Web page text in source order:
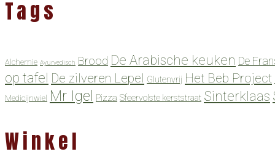
Tags
Alchemie Ayurvedisch Brood De Arabische keuken De
op tafel De zilveren Lepel Glutenvrij Het Beb Project
Medicijnwiel Mr Igel Pizza Sfeervolste kerststraat Sinterklaas
Winkel